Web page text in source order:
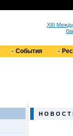
XIII
События
Н О В О С Т